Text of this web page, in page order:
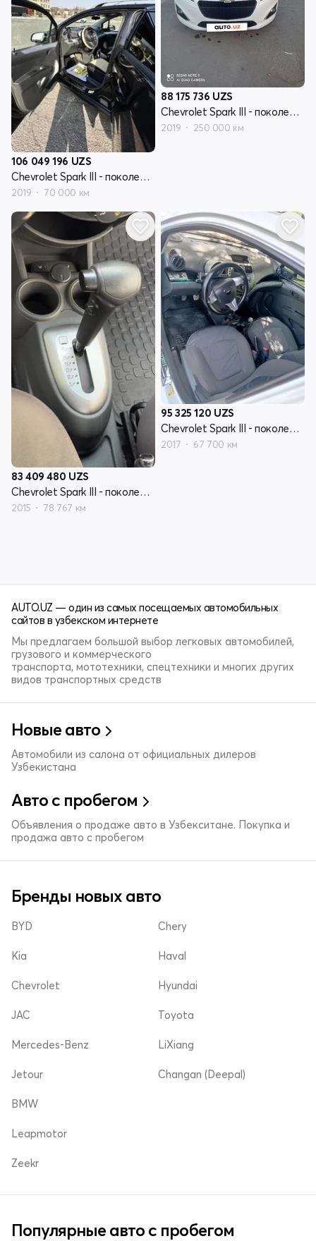
106 049 196 UZS
Chevrolet Spark III - поколение
2019 70 000 км
88 175 736 UZS
Chevrolet Spark III - поколение
2019 250 000 км
83 409 480 UZS
Chevrolet Spark III - поколение
2015 78 767 км
95 325 120 UZS
Chevrolet Spark III - поколение
2017 67 700 км
AUTO.UZ — один из самых посещаемых автомобильных
сайтов в узбекском интернете
Мы предлагаем большой выбор легковых автомобилей,
грузового и коммерческого
транспорта, мототехники, спецтехники и многих других
видов транспортных средств
Новые авто
Автомобили из салона от официальных дилеров
Узбекистана
Авто с пробегом
Объявления о продаже авто в Узбекситане. Покупка и
продажа авто с пробегом
Бренды новых авто
BYD
Kia
Chevrolet
Chery
Haval
Hyundai
JAC
Mercedes-Benz
Jetour
Toyota
LiXiang
Changan (Deepal)
BMW
Leapmotor
Zeekr
Популярные авто с пробегом